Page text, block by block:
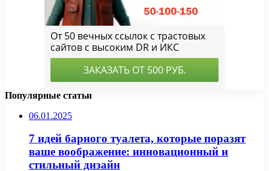
Популярные статьи
06.01.2025
7 идей барного туалета, которые поразят
ваше воображение: инновационный и
стильный дизайн